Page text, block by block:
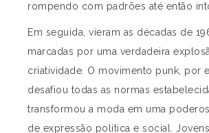
rompendo com padrões até então
Em seguida, vieram as décadas de
marcadas por uma verdadeira
criatividade. O movimento punk, por
desafiou todas as normas
transformou a moda em uma
de expressão política e social.